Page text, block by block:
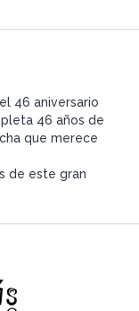
46 aniversario
46 años de
que merece
de este gran